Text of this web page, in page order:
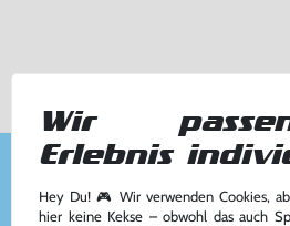
Kundenservice
Wir
Erlebnis
Hey Du! 🎮 Wir verwenden Cookies,
hier keine Kekse – obwohl das auch